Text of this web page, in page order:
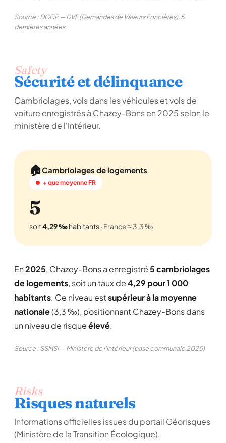
Source : DGFiP — DVF (Demandes de Valeurs Foncières), 5
dernières années
Safety
Sécurité et délinquance
Cambriolages, vols dans les véhicules et vols de
voiture enregistrés à Chazey-Bons en 2025 selon le
ministère de l'Intérieur.
🏠Cambriolages de logements
+ que moyenne FR
5
soit4,29 ‰habitants· France ≈ 3,3 ‰
En2025, Chazey-Bons a enregistré5 cambriolages
de logements, soit un taux de4,29 pour 1 000
habitants. Ce niveau estsupérieur à la moyenne
nationale(3,3 ‰), positionnant Chazey-Bons dans
un niveau de risqueélevé.
Source : SSMSI — Ministère de l'Intérieur (base communale 2025)
Risks
Risques naturels
Informations officielles issues du portail Géorisques
(Ministère de la Transition Écologique).